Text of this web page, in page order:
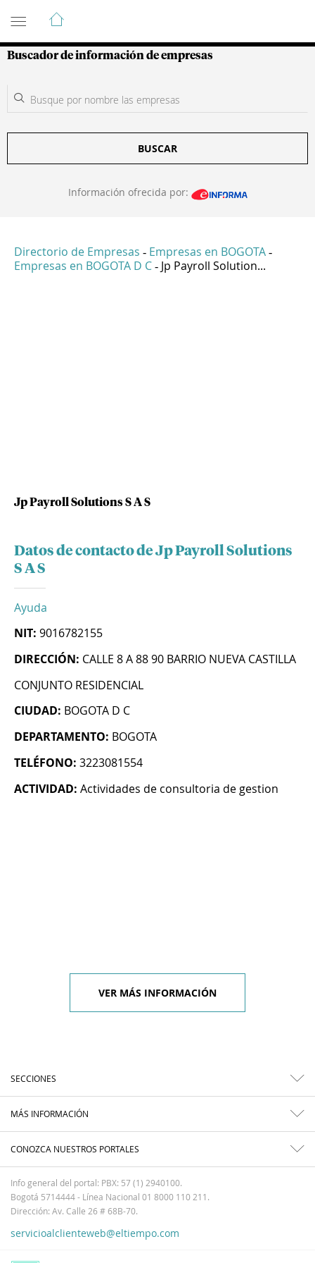
Guía de Empresas Colombianas
Buscador de información de empresas
BUSCAR
Información ofrecida por:
Directorio de Empresas - Empresas en BOGOTA -
Empresas en BOGOTA D C - Jp Payroll Solution...
Jp Payroll Solutions S A S
Datos de contacto de Jp Payroll Solutions
S A S
Ayuda
NIT: 9016782155
DIRECCIÓN: CALLE 8 A 88 90 BARRIO NUEVA CASTILLA
CONJUNTO RESIDENCIAL
CIUDAD: BOGOTA D C
DEPARTAMENTO: BOGOTA
TELÉFONO: 3223081554
ACTIVIDAD: Actividades de consultoria de gestion
VER MÁS INFORMACIÓN
SECCIONES
MÁS INFORMACIÓN
CONOZCA NUESTROS PORTALES
Info general del portal: PBX: 57 (1) 2940100.
Bogotá 5714444 - Línea Nacional 01 8000 110 211.
Dirección: Av. Calle 26 # 68B-70.
servicioalclienteweb@eltiempo.com